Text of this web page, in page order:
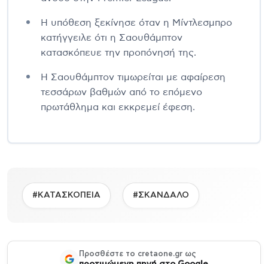
Η υπόθεση ξεκίνησε όταν η Μίντλεσμπρο
κατήγγειλε ότι η Σαουθάμπτον
κατασκόπευε την προπόνησή της.
Η Σαουθάμπτον τιμωρείται με αφαίρεση
τεσσάρων βαθμών από το επόμενο
πρωτάθλημα και εκκρεμεί έφεση.
#ΚΑΤΑΣΚΟΠΕΙΑ #ΣΚΑΝΔΑΛΟ
Προσθέστε το cretaone.gr ως